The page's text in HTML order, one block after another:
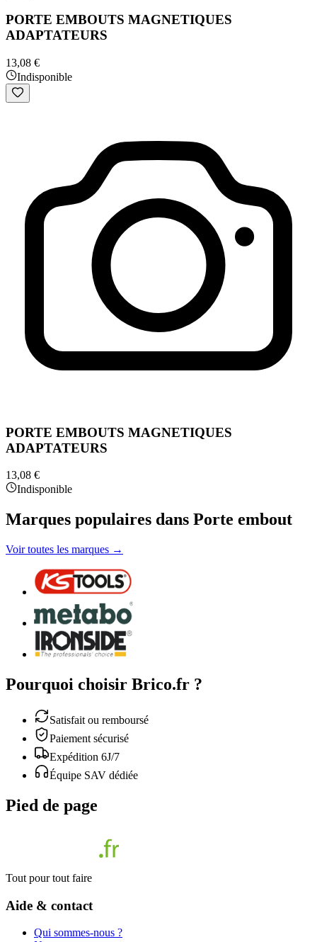
PORTE EMBOUTS MAGNETIQUES
ADAPTATEURS
13,08 €
Indisponible
PORTE EMBOUTS MAGNETIQUES
ADAPTATEURS
13,08 €
Indisponible
Marques populaires dans Porte embout
Voir toutes les marques →
Pourquoi choisir Brico.fr ?
Satisfait ou remboursé
Paiement sécurisé
Expédition 6J/7
Équipe SAV dédiée
Pied de page
Tout pour tout faire
Aide & contact
Qui sommes-nous ?